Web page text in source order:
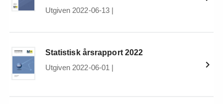
Utgiven 2022-06-13 |
Statistisk årsrapport 2022
Utgiven 2022-06-01 |